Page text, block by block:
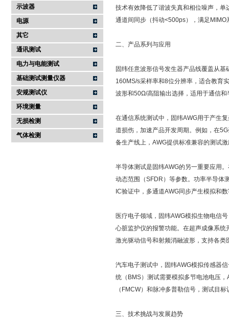
示波器
电源
其它
通讯测试
电力与电能测试
基础测试测量仪器
安规测试仪
环境测量
无损检测
气体检测
技术有效降低了谐波失真和相位噪声，
通道间同步（抖动<500ps），满足MIMO
二、产品系列与应用
固纬任意波形信号发生器产品线覆盖从
160MS/s采样率和8位分辨率，适合教育
波形和50Ω/高阻输出选择，适用于通信
在通信系统测试中，固纬AWG用于产生
道损伤，加速产品开发周期。例如，在
备生产线上，AWG提供标准兼容的测试
半导体测试是固纬AWG的另一重要应用
动态范围（SFDR）等参数。功率半导体
IC验证中，多通道AWG同步产生模拟和
医疗电子领域，固纬AWG模拟生物电信
心脏监护仪的报警功能。在超声成像系
激光驱动信号和射频消融波形，支持各类
汽车电子测试中，固纬AWG模拟传感器
统（BMS）测试需要模拟多节电池电压
（FMCW）和脉冲多普勒信号，测试目标
三、技术挑战与发展趋势